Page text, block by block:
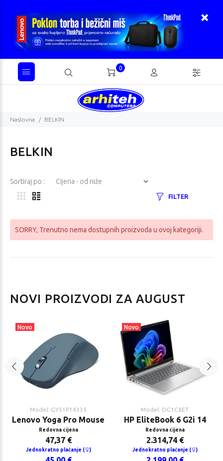
0
Naslovna BELKIN
BELKIN
Sortiraj po :
FILTER
SORRY, Trenutno nema dostupnih proizvoda u ovoj kategoriji.
NOVI PROIZVODI ZA AUGUST
Novo
Model: GY51P14335
Lenovo Yoga Pro Mouse
Redovna cijena
47,37 €
Jednokratno plaćanje ( )
Novo
Model: DG1C8ET
HP EliteBook 6 G2i 14
Redovna cijena
2.314,74 €
Jednokratno plaćanje ( )